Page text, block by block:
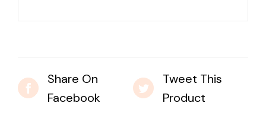
Share On
Facebook
Tweet This
Product